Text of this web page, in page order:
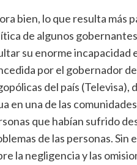
bien, lo que resulta más
de algunos
su enorme incapacidad
por el gobernador
del país
en una de las
que habían sufrido
de las personas.
la negligencia y las